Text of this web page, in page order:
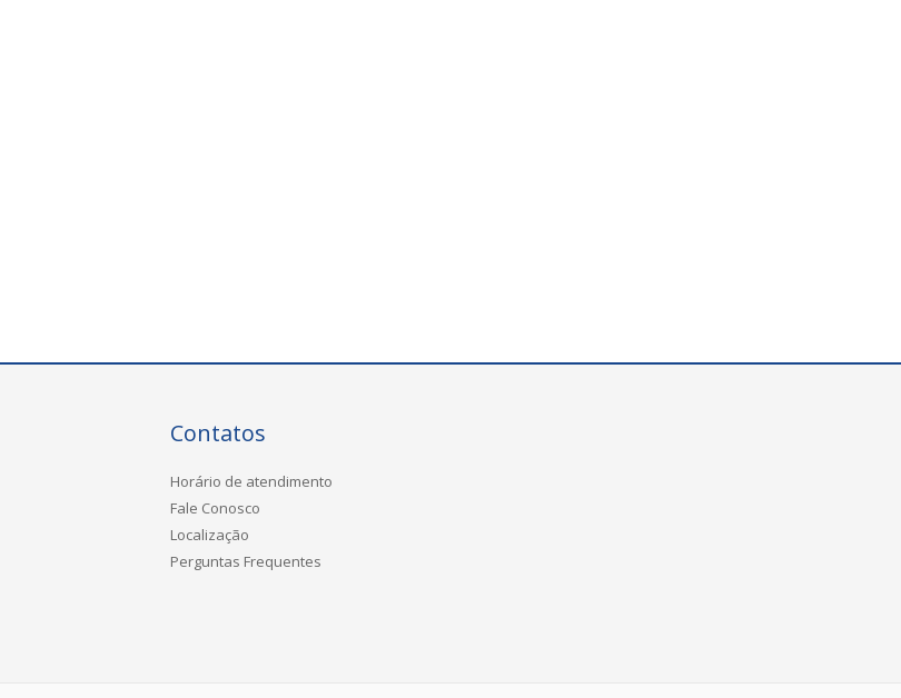
Contatos
Horário de atendimento
Fale Conosco
Localização
Perguntas Frequentes